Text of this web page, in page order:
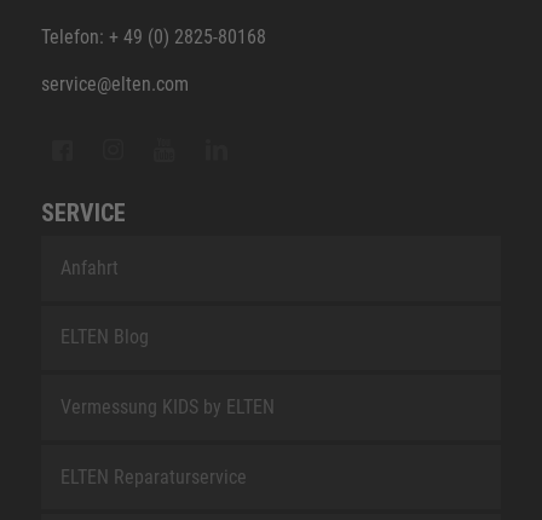
Telefon: + 49 (0) 2825-80168
service@elten.com
SERVICE
Anfahrt
ELTEN Blog
Vermessung KIDS by ELTEN
ELTEN Reparaturservice